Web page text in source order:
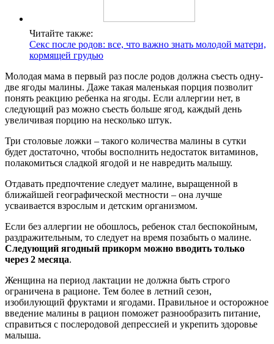
Читайте также:
Секс после родов: все, что важно знать молодой матери,
кормящей грудью
Молодая мама в первый раз после родов должна съесть одну-
две ягоды малины. Даже такая маленькая порция позволит
понять реакцию ребенка на ягоды. Если аллергии нет, в
следующий раз можно съесть больше ягод, каждый день
увеличивая порцию на несколько штук.
Три столовые ложки – такого количества малины в сутки
будет достаточно, чтобы восполнить недостаток витаминов,
полакомиться сладкой ягодой и не навредить малышу.
Отдавать предпочтение следует малине, выращенной в
ближайшей географической местности – она лучше
усваивается взрослым и детским организмом.
Если без аллергии не обошлось, ребенок стал беспокойным,
раздражительным, то следует на время позабыть о малине.
Следующий ягодный прикорм можно вводить только
через 2 месяца.
Женщина на период лактации не должна быть строго
ограничена в рационе. Тем более в летний сезон,
изобилующий фруктами и ягодами. Правильное и осторожное
введение малины в рацион поможет разнообразить питание,
справиться с послеродовой депрессией и укрепить здоровье
малыша.